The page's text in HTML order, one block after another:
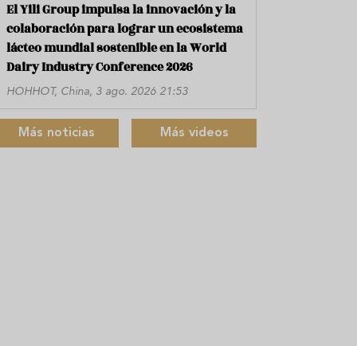
El Yili Group impulsa la innovación y la
colaboración para lograr un ecosistema
lácteo mundial sostenible en la World
Dairy Industry Conference 2026
HOHHOT, China, 3 ago. 2026 21:53
Más noticias Más videos